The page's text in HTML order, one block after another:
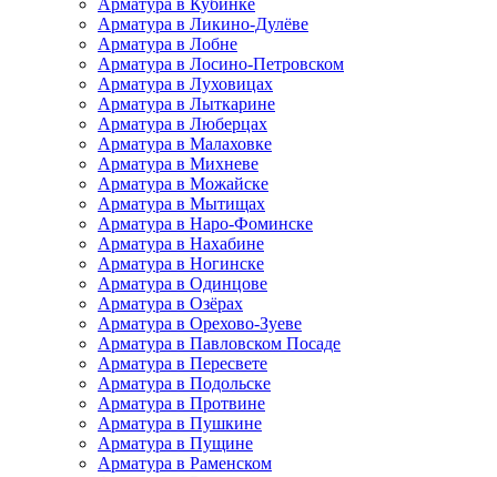
Арматура в Кубинке
Арматура в Ликино-Дулёве
Арматура в Лобне
Арматура в Лосино-Петровском
Арматура в Луховицах
Арматура в Лыткарине
Арматура в Люберцах
Арматура в Малаховке
Арматура в Михневе
Арматура в Можайске
Арматура в Мытищах
Арматура в Наро-Фоминске
Арматура в Нахабине
Арматура в Ногинске
Арматура в Одинцове
Арматура в Озёрах
Арматура в Орехово-Зуеве
Арматура в Павловском Посаде
Арматура в Пересвете
Арматура в Подольске
Арматура в Протвине
Арматура в Пушкине
Арматура в Пущине
Арматура в Раменском